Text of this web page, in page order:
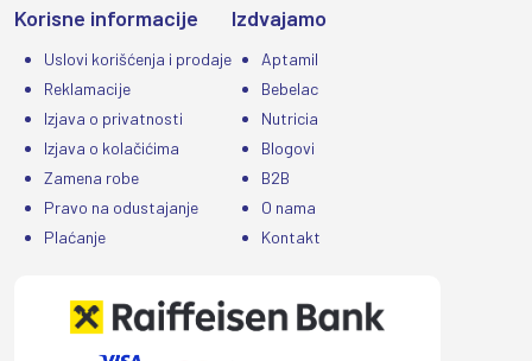
Korisne informacije
Uslovi korišćenja i prodaje
Reklamacije
Izjava o privatnosti
Izjava o kolačićima
Zamena robe
Pravo na odustajanje
Plaćanje
Izdvajamo
Aptamil
Bebelac
Nutricia
Blogovi
B2B
O nama
Kontakt